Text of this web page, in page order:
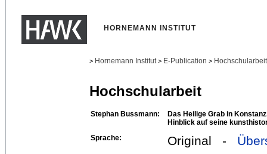
HORNEMANN INSTITUT
> Hornemann Institut > E-Publication >
Hochschularbeit
Stephan Bussmann:
Das Heilige Grab in
Hinblick auf seine
Sprache:
Original -